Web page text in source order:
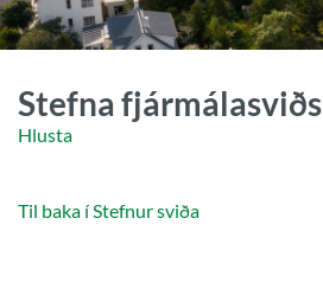
Stefna fjármálasviðs
Hlusta
Til baka í Stefnur sviða